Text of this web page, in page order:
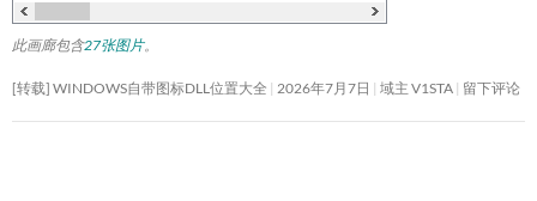
此画廊包含27张图片。
[转载] WINDOWS自带图标DLL位置大全 2026年7月7日 域主 V1STA 留下评论